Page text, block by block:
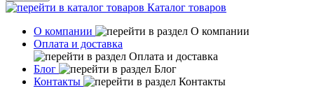
Каталог товаров
О компании
Оплата и доставка
Блог
Контакты